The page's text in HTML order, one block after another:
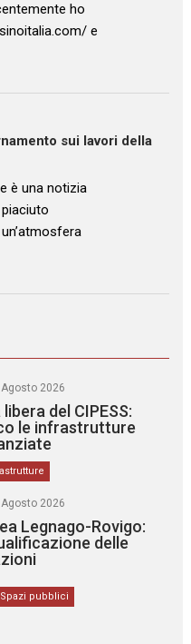
ho
e
sui lavori della
è una notizia
2026
libera del CIPESS:
le infrastrutture
2026
Legnago-Rovigo:
delle
Spazi pubblici